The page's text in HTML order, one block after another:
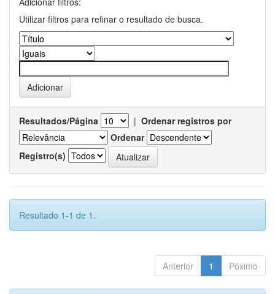
Utilizar filtros para refinar o resultado de busca.
Resultados/Página | Ordenar registros por
Ordenar
Registro(s)
Resultado 1-1 de 1.
Anterior 1 Póximo